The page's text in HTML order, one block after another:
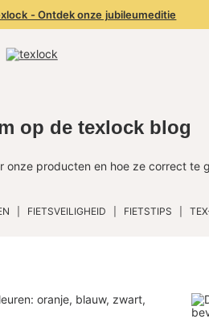
- Ontdek onze jubileumeditie
op de texlock blog
onze producten en hoe ze correct te
FIETSVEILIGHEID FIETSTIPS